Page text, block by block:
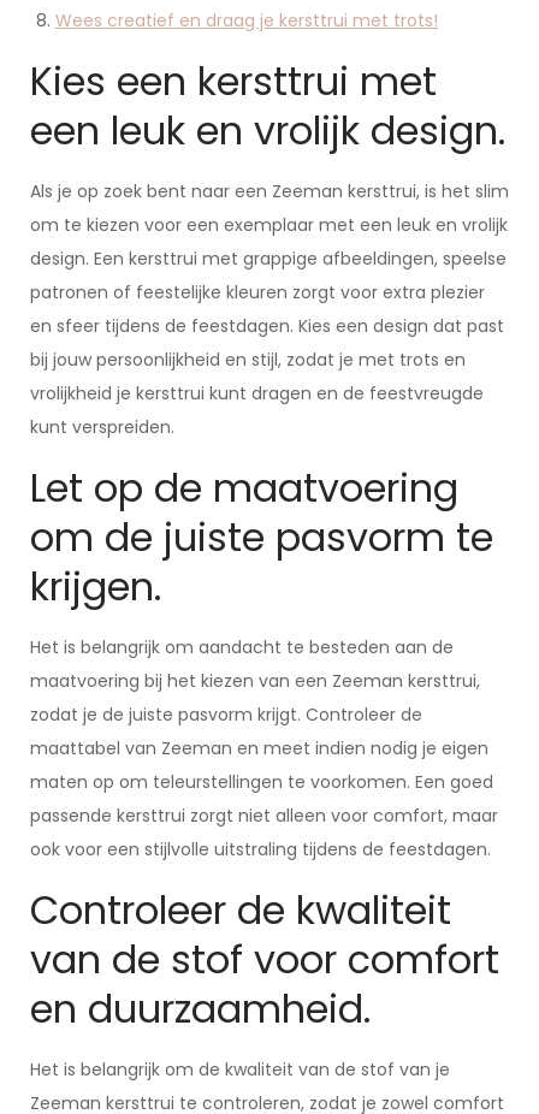
Wees creatief en draag je kersttrui met trots!
Kies een kersttrui met
een leuk en vrolijk design.
Als je op zoek bent naar een Zeeman kersttrui, is het slim
om te kiezen voor een exemplaar met een leuk en vrolijk
design. Een kersttrui met grappige afbeeldingen, speelse
patronen of feestelijke kleuren zorgt voor extra plezier
en sfeer tijdens de feestdagen. Kies een design dat past
bij jouw persoonlijkheid en stijl, zodat je met trots en
vrolijkheid je kersttrui kunt dragen en de feestvreugde
kunt verspreiden.
Let op de maatvoering
om de juiste pasvorm te
krijgen.
Het is belangrijk om aandacht te besteden aan de
maatvoering bij het kiezen van een Zeeman kersttrui,
zodat je de juiste pasvorm krijgt. Controleer de
maattabel van Zeeman en meet indien nodig je eigen
maten op om teleurstellingen te voorkomen. Een goed
passende kersttrui zorgt niet alleen voor comfort, maar
ook voor een stijlvolle uitstraling tijdens de feestdagen.
Controleer de kwaliteit
van de stof voor comfort
en duurzaamheid.
Het is belangrijk om de kwaliteit van de stof van je
Zeeman kersttrui te controleren, zodat je zowel comfort